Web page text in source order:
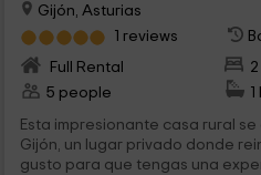
Gijón, Asturias
1 reviews
Full Rental
5 people
Esta impresionante casa rural
Gijón, un lugar privado donde
gusto para que tengas una